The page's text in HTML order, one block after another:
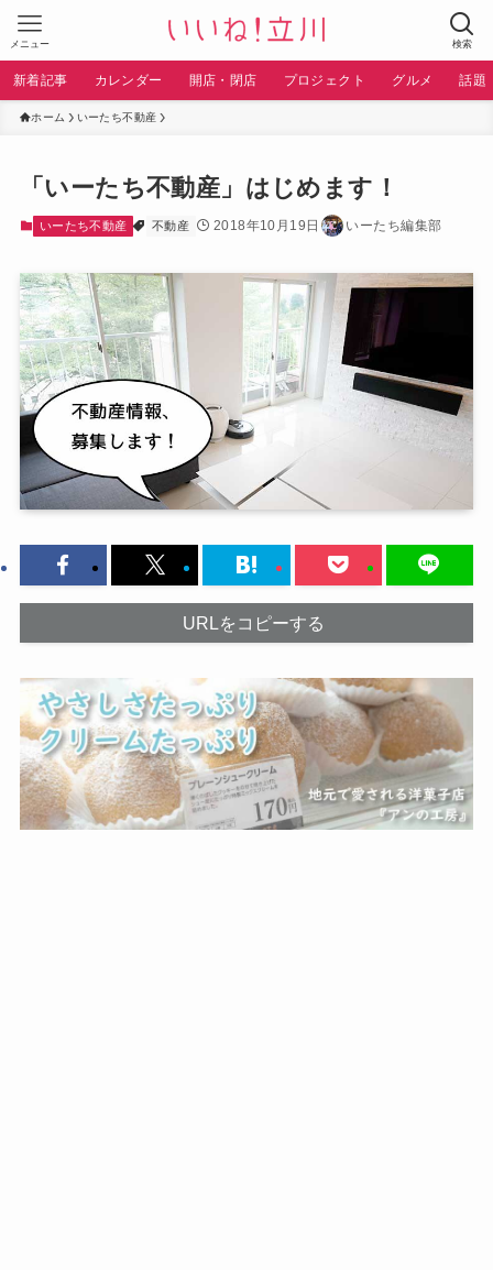
検索
メニュー
新着記事 カレンダー 開店・閉店 プロジェクト グルメ 話題
ホーム いーたち不動産
「いーたち不動産」はじめます！
いーたち不動産 不動産 2018年10月19日 いーたち編集部
URLをコピーする